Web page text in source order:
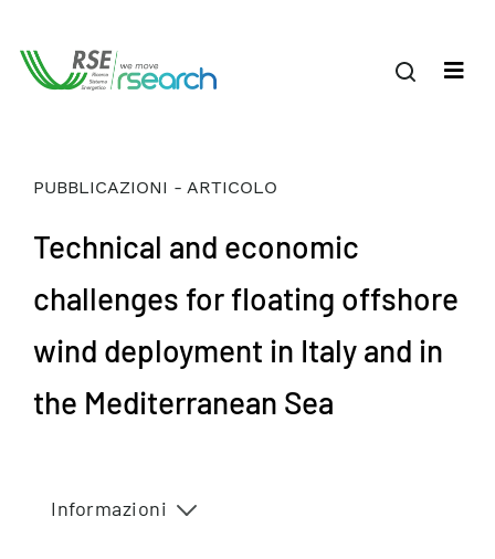
PUBBLICAZIONI - ARTICOLO
Technical and economic
challenges for floating offshore
wind deployment in Italy and in
the Mediterranean Sea
Informazioni